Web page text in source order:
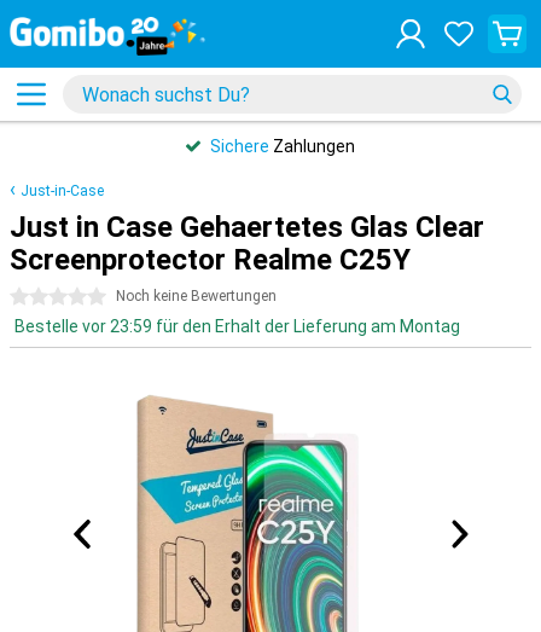
Sichere Zahlungen
Just-in-Case
Just in Case Gehaertetes Glas Clear
Screenprotector Realme C25Y
0 Sterne Noch keine Bewertungen
Bestelle vor 23:59 für den Erhalt der Lieferung am Montag